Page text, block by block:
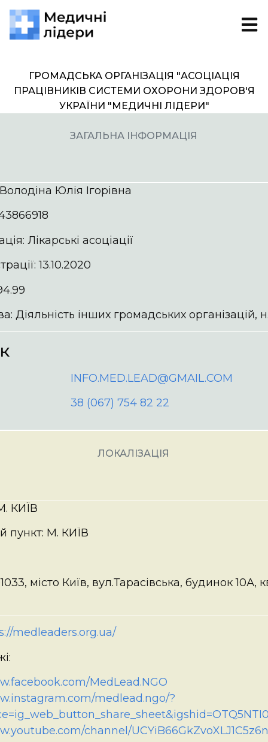
ГРОМАДСЬКА ОРГАНІЗАЦІЯ "АСОЦІАЦІЯ
ПРАЦІВНИКІВ СИСТЕМИ ОХОРОНИ ЗДОРОВ'Я
УКРАЇНИ "МЕДИЧНІ ЛІДЕРИ"
ЗАГАЛЬНА ІНФОРМАЦІЯ
Юлія Ігорівна
Лікарські асоціації
13.10.2020
Діяльність інших громадських організацій,
INFO.MED.LEAD@GMAIL.COM
38 (067) 754 82 22
ЛОКАЛІЗАЦІЯ
КИЇВ
пункт: М. КИЇВ
місто Київ, вул.Тарасівська, будинок 10А,
medleaders.org.ua/
MedLead.NGO
medlead.ngo/?
channel/